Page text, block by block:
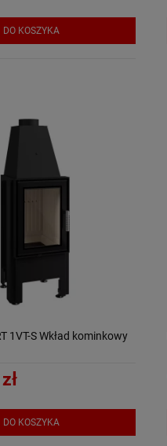
DO KOSZYKA
1VT-S Wkład kominkowy
DO KOSZYKA